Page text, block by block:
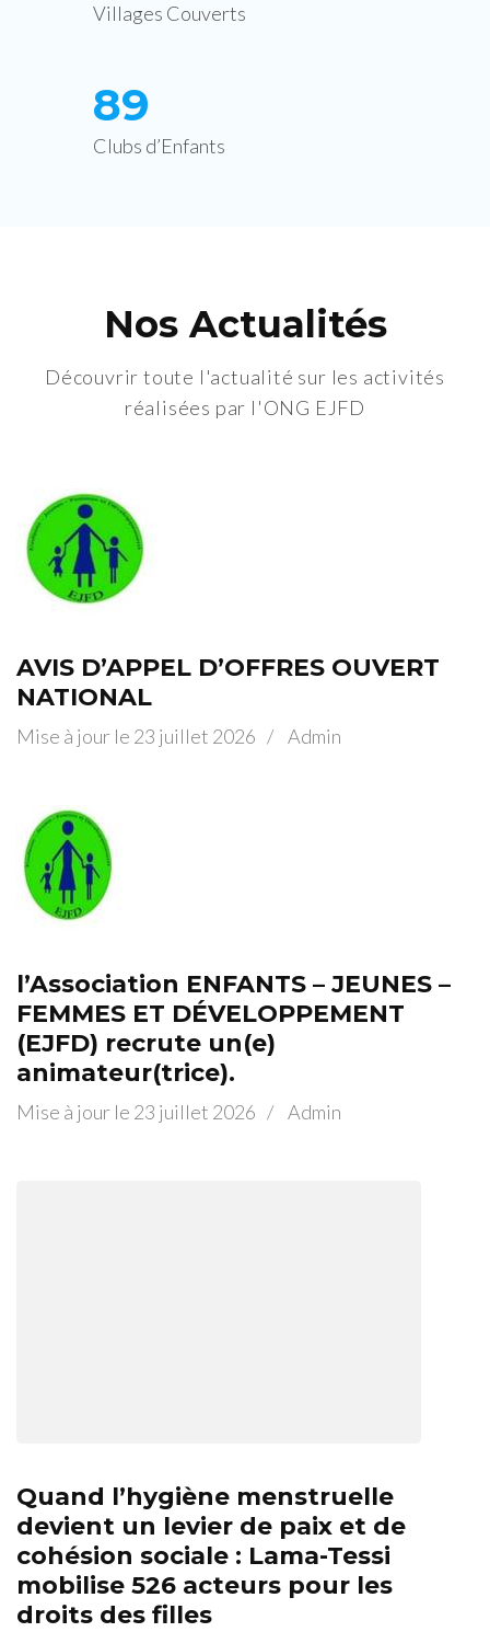
Villages Couverts
Clubs d’Enfants
89
Nos Actualités
Découvrir toute l'actualité sur les activités
réalisées par l'ONG EJFD
AVIS D’APPEL D’OFFRES OUVERT
NATIONAL
Mise à jour le 23 juillet 2026 / Admin
l’Association ENFANTS – JEUNES –
FEMMES ET DÉVELOPPEMENT
(EJFD) recrute un(e)
animateur(trice).
Mise à jour le 23 juillet 2026 / Admin
Quand l’hygiène menstruelle
devient un levier de paix et de
cohésion sociale : Lama-Tessi
mobilise 526 acteurs pour les
droits des filles